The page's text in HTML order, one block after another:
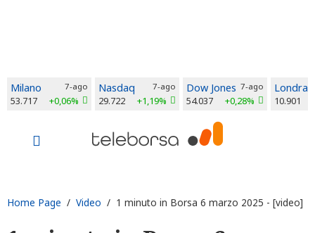
Milano 7-ago
53.717 +0,06%
Nasdaq 7-ago
29.722 +1,19%
Dow Jones 7-ago
54.037 +0,28%
Londra
10.901
Home Page / Video / 1 minuto in Borsa 6 marzo 2025 - [video]